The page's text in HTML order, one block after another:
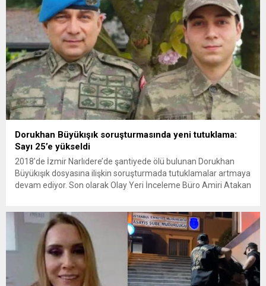
Dorukhan Büyükışık soruşturmasında yeni tutuklama:
Sayı 25’e yükseldi
2018’de İzmir Narlıdere’de şantiyede ölü bulunan Dorukhan
Büyükışık dosyasına ilişkin soruşturmada tutuklamalar artmaya
devam ediyor. Son olarak Olay Yeri İnceleme Büro Amiri Atakan
bulunan Dorukhan Büyükışık’a ilişkin yeniden açılan
soruşturmada tutuklamalar genişliyor. Son olarak dönemin...